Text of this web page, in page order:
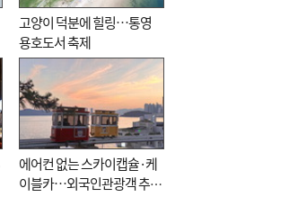
고양이 덕분에 힐링…통영
용호도서 축제
에어컨 없는 스카이캡슐·케
이블카…외국인관광객 추억